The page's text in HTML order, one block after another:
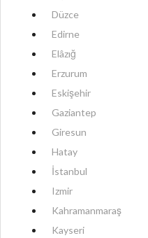
Düzce
Edirne
Elâzığ
Erzurum
Eskişehir
Gaziantep
Giresun
Hatay
İstanbul
Izmir
Kahramanmaraş
Kayseri